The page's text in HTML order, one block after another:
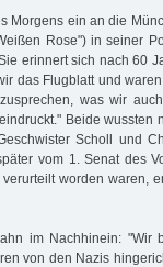
Morgens ein an die
Rose") in seiner
erinnert sich nach 60
das Flugblatt und
was wir
Beide wussten
Scholl und
vom 1. Senat des
worden waren,
im Nachhinein: "Wir
von den Nazis